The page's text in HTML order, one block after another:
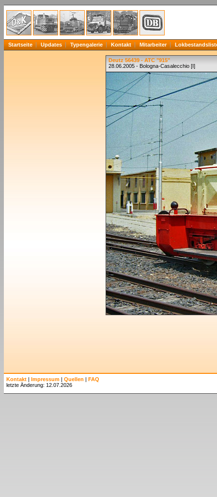
Startseite Updates Typengalerie Kontakt Mitarbeiter
Deutz 56439 - ATC "915"
28.06.2005 - Bologna-Casalecchio [I]
Kontakt | Impressum | Quellen | FAQ
letzte Änderung: 12.07.2026